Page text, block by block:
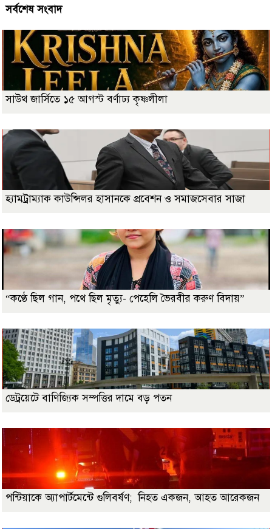
সর্বশেষ সংবাদ
সাউথ জার্সিতে ১৫ আগস্ট বর্ণাঢ্য কৃষ্ণলীলা
হ্যামট্রাম্যাক কাউন্সিলর হাসানকে প্রবেশন ও সমাজসেবার সাজা
“কণ্ঠে ছিল গান, পথে ছিল মৃত্যু- পেহেলি ভৈরবীর করুণ বিদায়”
ডেট্রয়েটে বাণিজ্যিক সম্পত্তির দামে বড় পতন
পন্টিয়াকে অ্যাপার্টমেন্টে গুলিবর্ষণ; নিহত একজন, আহত আরেকজন